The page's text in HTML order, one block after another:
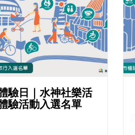
驗日｜水神社樂活
驗活動入選名單